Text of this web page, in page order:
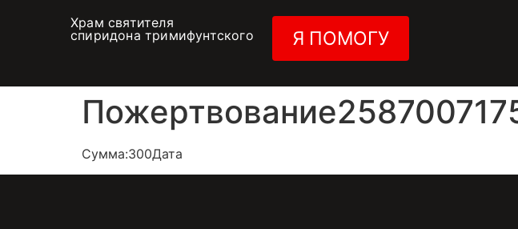
Храм святителя
спиридона тримифунтского
Я ПОМОГУ
Сумма:300Дата